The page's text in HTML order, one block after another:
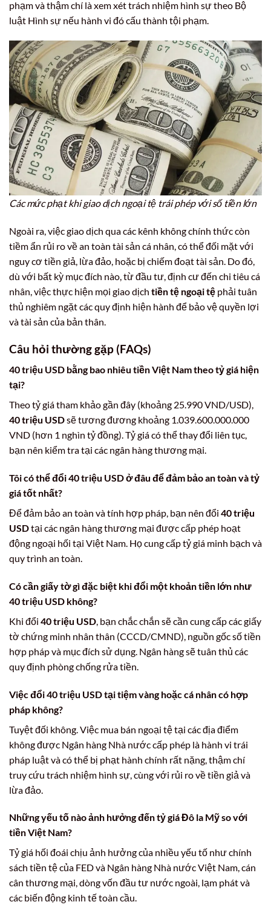
phạm và thậm chí là xem xét trách nhiệm hình sự theo Bộ
luật Hình sự nếu hành vi đó cấu thành tội phạm.
Các mức phạt khi giao dịch ngoại tệ trái phép với số tiền lớn
Ngoài ra, việc giao dịch qua các kênh không chính thức còn
tiềm ẩn rủi ro về an toàn tài sản cá nhân, có thể đối mặt với
nguy cơ tiền giả, lừa đảo, hoặc bị chiếm đoạt tài sản. Do đó,
dù với bất kỳ mục đích nào, từ đầu tư, định cư đến chi tiêu cá
nhân, việc thực hiện mọi giao dịch tiền tệ ngoại tệ phải tuân
thủ nghiêm ngặt các quy định hiện hành để bảo vệ quyền lợi
và tài sản của bản thân.
Câu hỏi thường gặp (FAQs)
40 triệu USD bằng bao nhiêu tiền Việt Nam theo tỷ giá hiện
tại?
Theo tỷ giá tham khảo gần đây (khoảng 25.990 VND/USD),
40 triệu USDsẽ tương đương khoảng 1.039.600.000.000
VND (hơn 1 nghìn tỷ đồng). Tỷ giá có thể thay đổi liên tục,
bạn nên kiểm tra tại các ngân hàng thương mại.
Tôi có thể đổi40 triệu USDở đâu để đảm bảo an toàn và tỷ
giá tốt nhất?
Để đảm bảo an toàn và tính hợp pháp, bạn nên đổi 40 triệu
USDtại các ngân hàng thương mại được cấp phép hoạt
động ngoại hối tại Việt Nam. Họ cung cấp tỷ giá minh bạch và
quy trình an toàn.
Có cần giấy tờ gì đặc biệt khi đổi một khoản tiền lớn như
40 triệu USD không?
Khi đổi 40 triệu USD , bạn chắc chắn sẽ cần cung cấp các giấy
tờ chứng minh nhân thân (CCCD/CMND), nguồn gốc số tiền
hợp pháp và mục đích sử dụng. Ngân hàng sẽ tuân thủ các
quy định phòng chống rửa tiền.
Việc đổi40 triệu USDtại tiệm vàng hoặc cá nhân có hợp
pháp không?
Tuyệt đối không. Việc mua bán ngoại tệ tại các địa điểm
không được Ngân hàng Nhà nước cấp phép là hành vi trái
pháp luật và có thể bị phạt hành chính rất nặng, thậm chí
truy cứu trách nhiệm hình sự, cùng với rủi ro về tiền giả và
lừa đảo.
Những yếu tố nào ảnh hưởng đến tỷ giáĐô la Mỹso với
tiền Việt Nam?
Tỷ giá hối đoái chịu ảnh hưởng của nhiều yếu tố như chính
sách tiền tệ của FED và Ngân hàng Nhà nước Việt Nam, cán
cân thương mại, dòng vốn đầu tư nước ngoài, lạm phát và
các biến động kinh tế toàn cầu.